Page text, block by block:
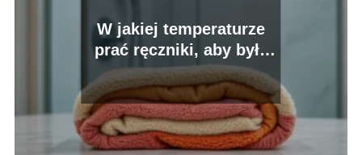
W jakiej temperaturze
prać ręczniki, aby były
świeże i czyste?